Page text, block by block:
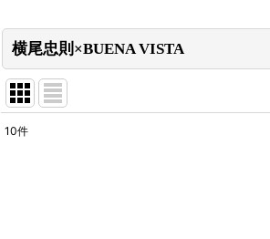
横尾忠則×BUENA VISTA
10件